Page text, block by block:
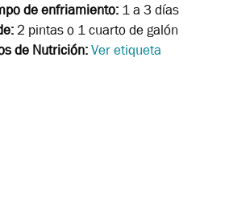
de enfriamiento: 1 a 3 días
2 pintas o 1 cuarto de galón
de Nutrición:Ver etiqueta